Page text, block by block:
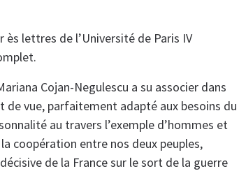
ès lettres de l’Université de Paris IV
Cojan-Negulescu a su associer dans
vue, parfaitement adapté aux besoins du
au travers l’exemple d’hommes et
coopération entre nos deux peuples,
de la France sur le sort de la guerre